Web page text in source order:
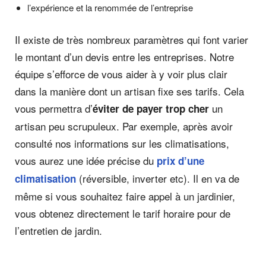
l’expérience et la renommée de l’entreprise
Il existe de très nombreux paramètres qui font varier
le montant d’un devis entre les entreprises. Notre
équipe s’efforce de vous aider à y voir plus clair
dans la manière dont un artisan fixe ses tarifs. Cela
vous permettra d’éviter de payer trop cher un
artisan peu scrupuleux. Par exemple, après avoir
consulté nos informations sur les climatisations,
vous aurez une idée précise du prix d’une
climatisation (réversible, inverter etc). Il en va de
même si vous souhaitez faire appel à un jardinier,
vous obtenez directement le tarif horaire pour de
l’entretien de jardin.